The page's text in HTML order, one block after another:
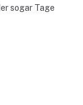
sogar Tage